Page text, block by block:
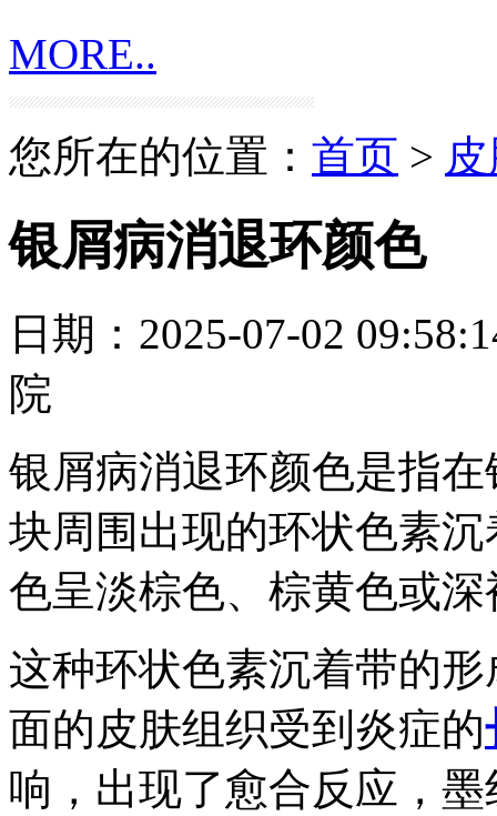
MORE..
您所在的位置： 首页 >
银屑病消退环颜色
日期：2025-07-02
院
银屑病消退环颜色是指
块周围出现的环状色素
色呈淡棕色、棕黄色或深
这种环状色素沉着带的
面的皮肤组织受到炎症的
响，出现了愈合反应，